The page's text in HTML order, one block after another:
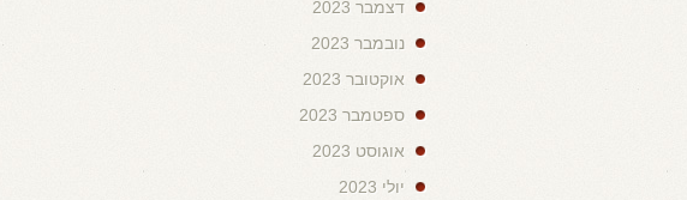
דצמבר 2023
נובמבר 2023
אוקטובר 2023
ספטמבר 2023
אוגוסט 2023
יולי 2023